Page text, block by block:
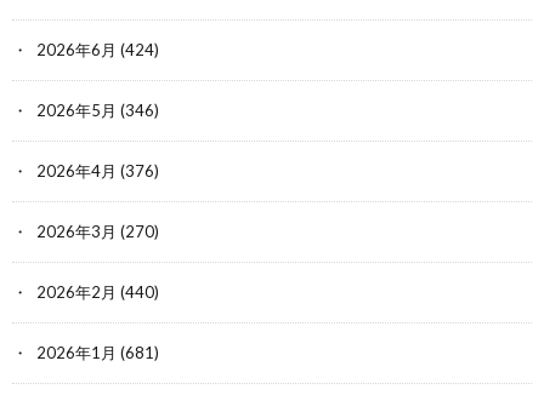
2026年6月 (424)
2026年5月 (346)
2026年4月 (376)
2026年3月 (270)
2026年2月 (440)
2026年1月 (681)